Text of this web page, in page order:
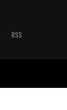
RSS